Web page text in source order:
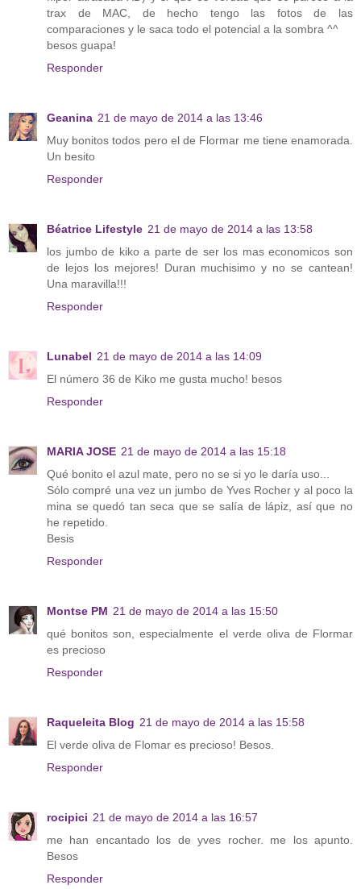
trax de MAC, de hecho tengo las fotos de las
comparaciones y le saca todo el potencial a la sombra ^^
besos guapa!
Responder
Geanina 21 de mayo de 2014 a las 13:46
Muy bonitos todos pero el de Flormar me tiene enamorada.
Un besito
Responder
Béatrice Lifestyle 21 de mayo de 2014 a las 13:58
los jumbo de kiko a parte de ser los mas economicos son
de lejos los mejores! Duran muchisimo y no se cantean!
Una maravilla!!!
Responder
Lunabel 21 de mayo de 2014 a las 14:09
El número 36 de Kiko me gusta mucho! besos
Responder
MARIA JOSE 21 de mayo de 2014 a las 15:18
Qué bonito el azul mate, pero no se si yo le daría uso...
Sólo compré una vez un jumbo de Yves Rocher y al poco la
mina se quedó tan seca que se salía de lápiz, así que no
he repetido.
Besis
Responder
Montse PM 21 de mayo de 2014 a las 15:50
qué bonitos son, especialmente el verde oliva de Flormar
es precioso
Responder
Raqueleita Blog 21 de mayo de 2014 a las 15:58
El verde oliva de Flomar es precioso! Besos.
Responder
rocipici 21 de mayo de 2014 a las 16:57
me han encantado los de yves rocher. me los apunto.
Besos
Responder